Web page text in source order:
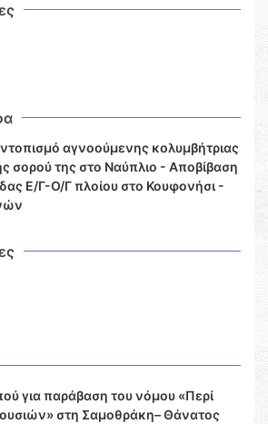
αγνοούμενης κολυμβήτριας
σορού της στο Ναύπλιο - Αποβίβαση
Ε/Γ-Ο/Γ πλοίου στο Κουφονήσι -
για παράβαση του νόμου «Περί
στη Σαμοθράκη– Θάνατος